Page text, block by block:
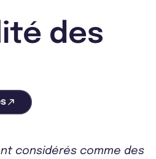
des
considérés comme des